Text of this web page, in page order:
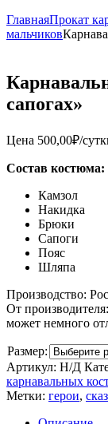
ГлавнаяПрокат
мальчиков
сапогах»
Цена 500,00₽/
Состав костюма:
Камзол
Накидка
Брюки
Сапоги
Пояс
Шляпа
Производство:
От
может немного
Размер:
Артикул: Н/Д
карнавальных
Метки: герои,